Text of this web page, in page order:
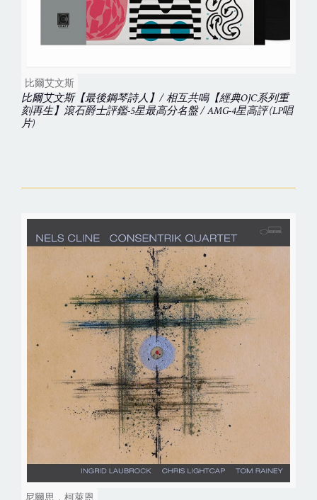
比爾艾文斯
比爾艾文斯【最後鋼琴詩人】/ 相互共鳴【經典OJC系列重
刻再生】滾石爵士評鑑-5星最高分名盤 / AMG-4星高評 (LP唱
片)
尼爾思．柯萊恩